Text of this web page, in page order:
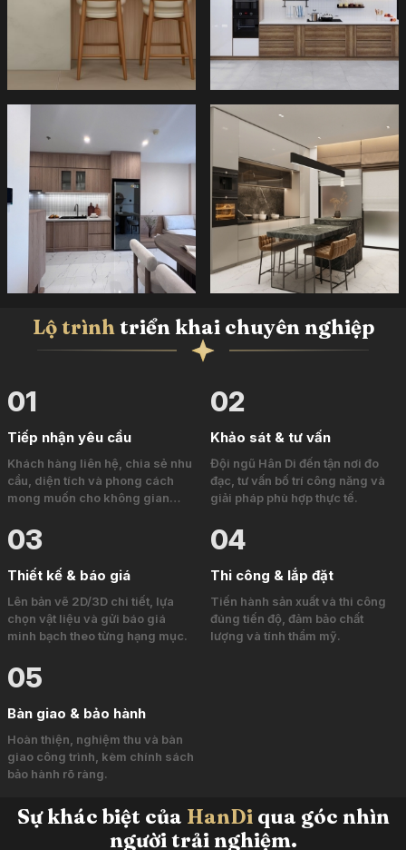
Lộ trìnhtriển khai chuyên nghiệp
01
Tiếp nhận yêu cầu
Khách hàng liên hệ, chia sẻ nhu
cầu, diện tích và phong cách
mong muốn cho không gian
02
Khảo sát & tư vấn
Đội ngũ Hân Di đến tận nơi đo
đạc, tư vấn bố trí công năng và
giải pháp phù hợp thực tế.
03
Thiết kế & báo giá
Lên bản vẽ 2D/3D chi tiết, lựa
chọn vật liệu và gửi báo giá
minh bạch theo từng hạng mục.
04
Thi công & lắp đặt
Tiến hành sản xuất và thi công
đúng tiến độ, đảm bảo chất
lượng và tính thẩm mỹ.
05
Bàn giao & bảo hành
Hoàn thiện, nghiệm thu và bàn
giao công trình, kèm chính sách
bảo hành rõ ràng.
Sự khác biệt của HanDiqua góc nhìn
người trải nghiệm.